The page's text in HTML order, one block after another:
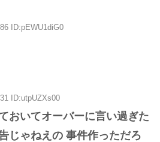
ID:pEWU1diG0
ID:utpUZXs00
おいてオーバーに言い過ぎた
じゃねえの 事件作っただろ